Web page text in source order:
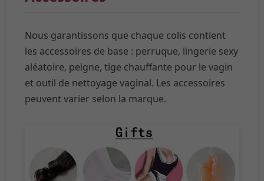
Nous garantissons que chaque colis contient
les accessoires de base : perruque, lingerie sexy
aléatoire, peigne, tige chauffante pour le vagin
et outil de nettoyage vaginal. Les accessoires
peuvent varier selon la marque.